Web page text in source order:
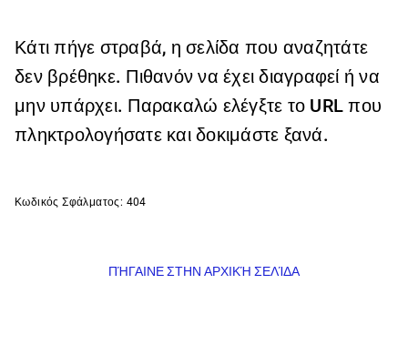
Κάτι πήγε στραβά, η σελίδα που αναζητάτε
δεν βρέθηκε. Πιθανόν να έχει διαγραφεί ή να
μην υπάρχει. Παρακαλώ ελέγξτε το URL που
πληκτρολογήσατε και δοκιμάστε ξανά.
Κωδικός Σφάλματος: 404
ΠΉΓΑΙΝΕ ΣΤΗΝ ΑΡΧΙΚΉ ΣΕΛΊΔΑ